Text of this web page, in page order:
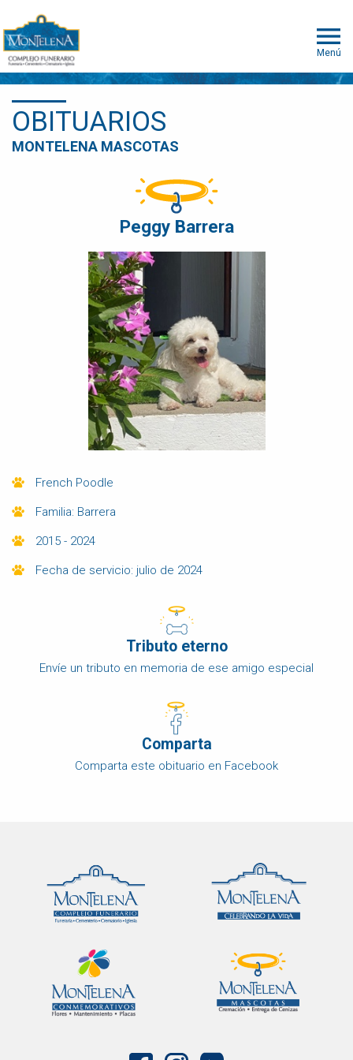
Menú
OBITUARIOS
MONTELENA MASCOTAS
Peggy Barrera
French Poodle
Familia: Barrera
2015 - 2024
Fecha de servicio: julio de 2024
Tributo eterno
Envíe un tributo en memoria de ese amigo especial
Comparta
Comparta este obituario en Facebook